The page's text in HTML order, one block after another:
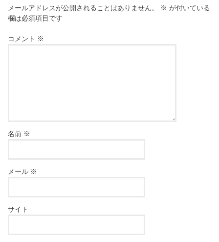
メールアドレスが公開されることはありません。 ※ が付いている
欄は必須項目です
コメント ※
名前 ※
メール ※
サイト